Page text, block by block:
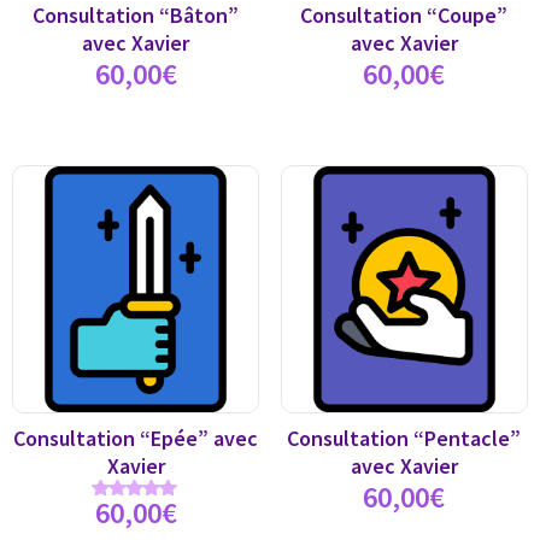
Consultation “Bâton”
avec Xavier
60,00€
Consultation “Coupe”
avec Xavier
60,00€
Consultation “Epée” avec
Xavier
Note
5.00
60,00€
Consultation “Pentacle”
avec Xavier
60,00€